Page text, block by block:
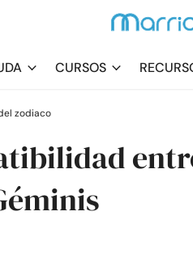
CURSOS
zodiaco